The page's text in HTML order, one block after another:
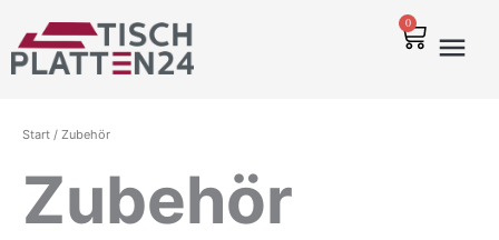
Inhalt
springen
0
Start / Zubehör
Zubehör